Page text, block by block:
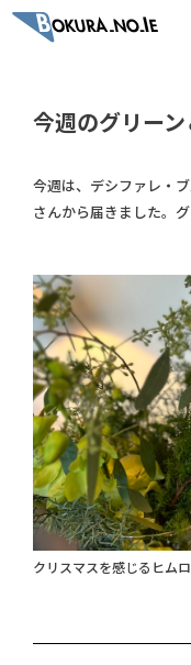
今週のグリー
今週は、デシファレ・
さんから届きました。
クリスマスを感じるヒムロ